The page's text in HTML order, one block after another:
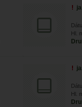
Hl.
Hl.